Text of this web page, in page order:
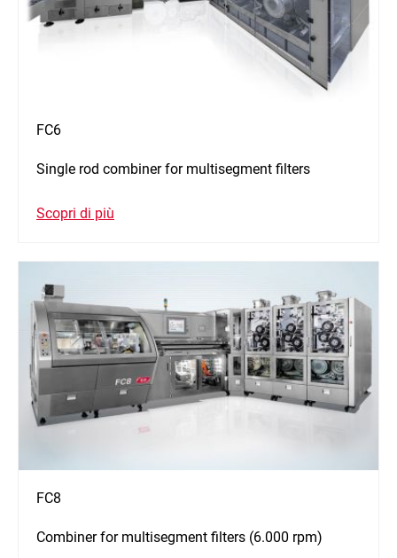
FC6
Single rod combiner for multisegment filters
Scopri di più
FC8
Combiner for multisegment filters (6.000 rpm)